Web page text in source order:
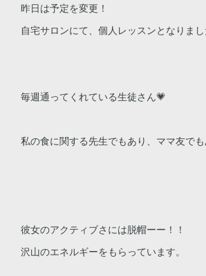
昨日は予定を変更！
自宅サロンにて、個人レッスンとなりま
毎週通ってくれている生徒さん💗
私の食に関する先生でもあり、ママ友で
彼女のアクティブさには脱帽ーー！！
沢山のエネルギーをもらっています。